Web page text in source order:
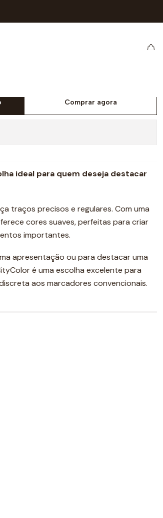
CITYCOLOR
Comprar agora
ideal para quem deseja destacar
traços precisos e regulares. Com uma
cores suaves, perfeitas para criar
importantes.
apresentação ou para destacar uma
é uma escolha excelente para
aos marcadores convencionais.